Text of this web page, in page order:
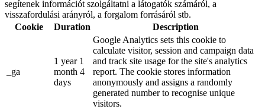
segítenek információt szolgáltatni a látogatók számáról, a
visszafordulási arányról, a forgalom forrásáról stb.
Cookie
Duration Description
_ga
1 year 1
month 4
days
Google Analytics sets this cookie to
calculate visitor, session and campaign data
and track site usage for the site's analytics
report. The cookie stores information
anonymously and assigns a randomly
generated number to recognise unique
visitors.